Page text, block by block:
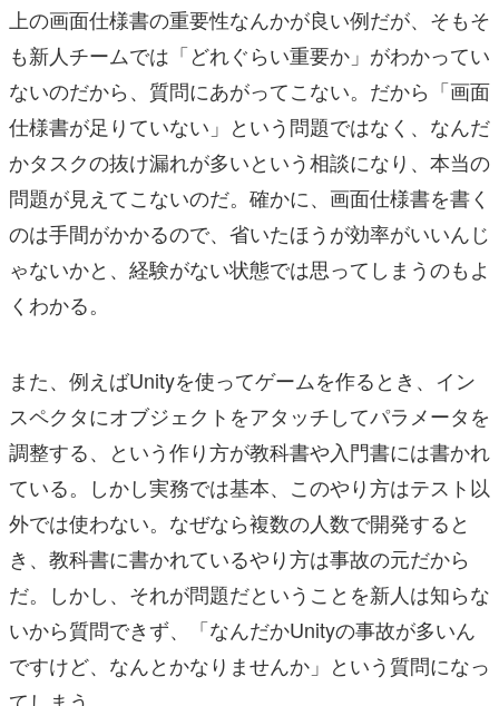
上の画面仕様書の重要性なんかが良い例だが、そもそ
も新人チームでは「どれぐらい重要か」がわかってい
ないのだから、質問にあがってこない。だから「画面
仕様書が足りていない」という問題ではなく、なんだ
かタスクの抜け漏れが多いという相談になり、本当の
問題が見えてこないのだ。確かに、画面仕様書を書く
のは手間がかかるので、省いたほうが効率がいいんじ
ゃないかと、経験がない状態では思ってしまうのもよ
くわかる。
また、例えばUnityを使ってゲームを作るとき、イン
スペクタにオブジェクトをアタッチしてパラメータを
調整する、という作り方が教科書や入門書には書かれ
ている。しかし実務では基本、このやり方はテスト以
外では使わない。なぜなら複数の人数で開発すると
き、教科書に書かれているやり方は事故の元だから
だ。しかし、それが問題だということを新人は知らな
いから質問できず、「なんだかUnityの事故が多いん
ですけど、なんとかなりませんか」という質問になっ